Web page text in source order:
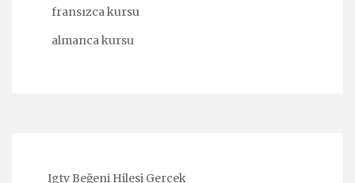
fransızca kursu
almanca kursu
Igtv Beğeni Hilesi Gerçek